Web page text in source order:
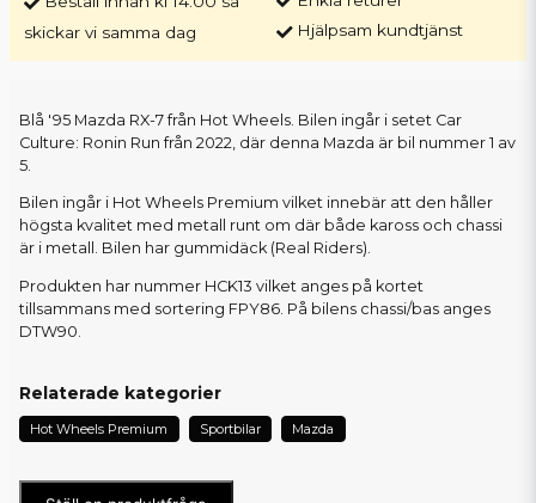
skickar vi samma dag
Hjälpsam kundtjänst
Blå '95 Mazda RX-7 från Hot Wheels. Bilen ingår i setet Car
Culture: Ronin Run från 2022, där denna Mazda är bil nummer 1 av
5.
Bilen ingår i Hot Wheels Premium vilket innebär att den håller
högsta kvalitet med metall runt om där både kaross och chassi
är i metall. Bilen har gummidäck (Real Riders).
Produkten har nummer HCK13 vilket anges på kortet
tillsammans med sortering FPY86. På bilens chassi/bas anges
DTW90.
Relaterade kategorier
Hot Wheels Premium Sportbilar Mazda